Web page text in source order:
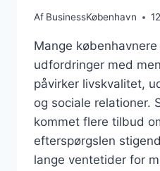
Af BusinessKøbenhavn
Mange
udfordringer med
påvirker livskvalitet,
og sociale relationer.
kommet flere tilbud
efterspørgslen
lange ventetider for